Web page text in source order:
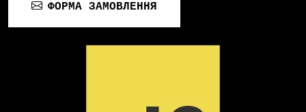
ФОРМА ЗАМОВЛЕННЯ